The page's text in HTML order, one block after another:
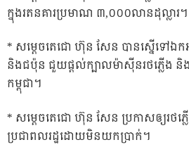
ក្នុងរតនគារប្រមាណ ៣,០០០លានដុល្លារ។
* សម្តេចតេជោ ហ៊ុន សែន បានស្នើទៅឯក
និងជប៉ុន ជួយផ្តល់ក្បាលម៉ាស៊ីនរថភ្លើង និង
កម្ពុជា។
* សម្តេចតេជោ ហ៊ុន សែន ប្រកាសឲ្យរថភ្
ប្រជាពលរដ្ឋដោយមិនយកប្រាក់។